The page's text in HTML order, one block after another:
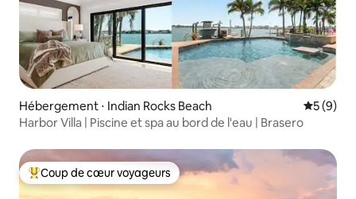
Hébergement ⋅ Indian Rocks Beach
5 (9)
Harbor Villa | Piscine et spa au bord de l'eau | Brasero
Coups de cœur voyageurs les plus appréciés
Coup de cœur voyageurs